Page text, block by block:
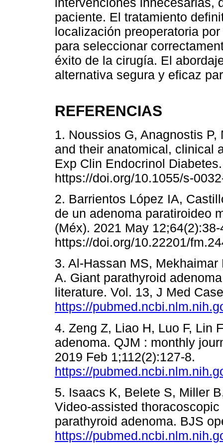
paciente. El tratamiento
localización preoperatoria
para seleccionar
éxito de la cirugía. El
alternativa segura y eficaz
REFERENCIAS
1. Noussios G, Anagnostis
and their anatomical, clinical
Exp Clin Endocrinol
https://doi.org/10.1055/s-
2. Barrientos López IA,
de un adenoma paratiroideo
(Méx). 2021 May 12;64(2):38-
https://doi.org/10.22201/
3. Al-Hassan MS,
A. Giant parathyroid
literature. Vol. 13, J Med
https://
4. Zeng Z, Liao H, Luo F, Lin
adenoma. QJM : monthly
2019 Feb 1;112(2):127-8.
https://
5. Isaacs K, Belete S, Miller
Video-assisted
parathyroid adenoma. BJS
https://